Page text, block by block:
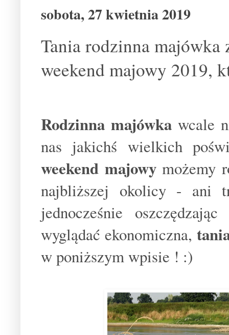
sobota, 27 kwietnia 2019
Tania rodzinna
weekend majowy 2019,
Rodzinna majówka wcale
nas jakichś wielkich
weekend majowymożemy
najbliższej okolicy - ani
jednocześnie
wyglądać ekonomiczna,
w poniższym wpisie ! :)